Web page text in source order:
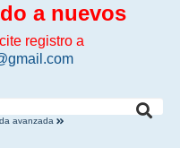
a nuevos
registro a
avanzada